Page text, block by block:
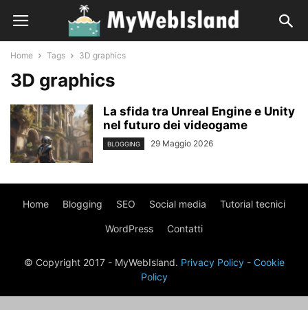
Home Tags 3D graphics
3D graphics
La sfida tra Unreal Engine e Unity
nel futuro dei videogame
BLOGGING 29 Maggio 2026
Home Blogging SEO Social media Tutorial tecnici
WordPress Contatti
© Copyright 2017 - MyWebIsland. Privacy Policy- Cookie
Policy